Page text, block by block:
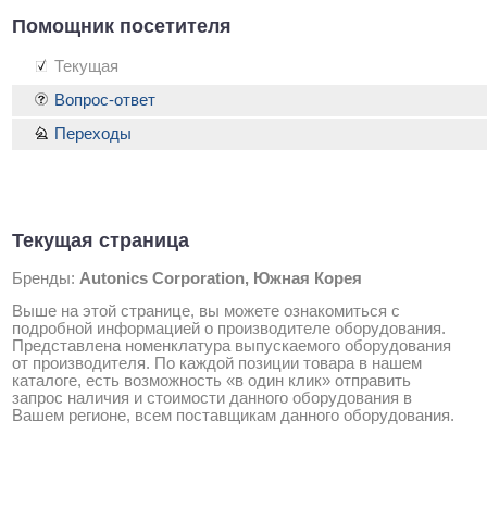
Помощник посетителя
Текущая
Текущая страница
Бренды: Autonics Corporation, Южная Корея
Выше на этой странице, вы можете ознакомиться с
подробной информацией о производителе оборудования.
Представлена номенклатура выпускаемого оборудования
от производителя. По каждой позиции товара в нашем
каталоге, есть возможность «в один клик» отправить
запрос наличия и стоимости данного оборудования в
Вашем регионе, всем поставщикам данного оборудования.
Вопрос-ответ
Переходы